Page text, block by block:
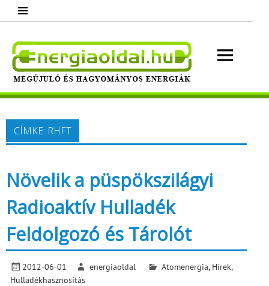
content
Megújuló és hagyományos energiák.
Minden, ami energia!
CÍMKE: RHFT
Növelik a püspökszilágyi
Radioaktív Hulladék
Feldolgozó és Tárolót
2012-06-01 energiaoldal Atomenergia, Hírek,
Hulladékhasznosítás